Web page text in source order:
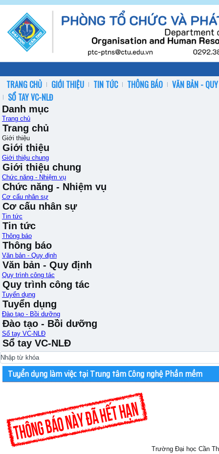
TRANG CHỦ GIỚI THIỆU TIN TỨC THÔNG BÁO
VĂN BẢN -
SỔ TAY VC-NLĐ
Danh mục
Trang chủ
Trang chủ
Giới thiệu
Giới thiệu
Giới thiệu chung
Giới thiệu chung
Chức năng - Nhiệm vụ
Chức năng - Nhiệm vụ
Cơ cấu nhân sự
Cơ cấu nhân sự
Tin tức
Tin tức
Thông báo
Thông báo
Văn bản - Quy định
Văn bản - Quy định
Quy trình công tác
Quy trình công tác
Tuyển dụng
Tuyển dụng
Đào tạo - Bồi dưỡng
Đào tạo - Bồi dưỡng
Sổ tay VC-NLĐ
Sổ tay VC-NLĐ
Tuyển dụng làm việc tại Trung tâm Công nghệ Phần mềm
Trường Đại học Cần